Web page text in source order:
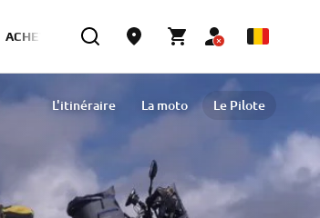
ACHETER MAINTENANT
L'itinéraire La moto Le Pilote